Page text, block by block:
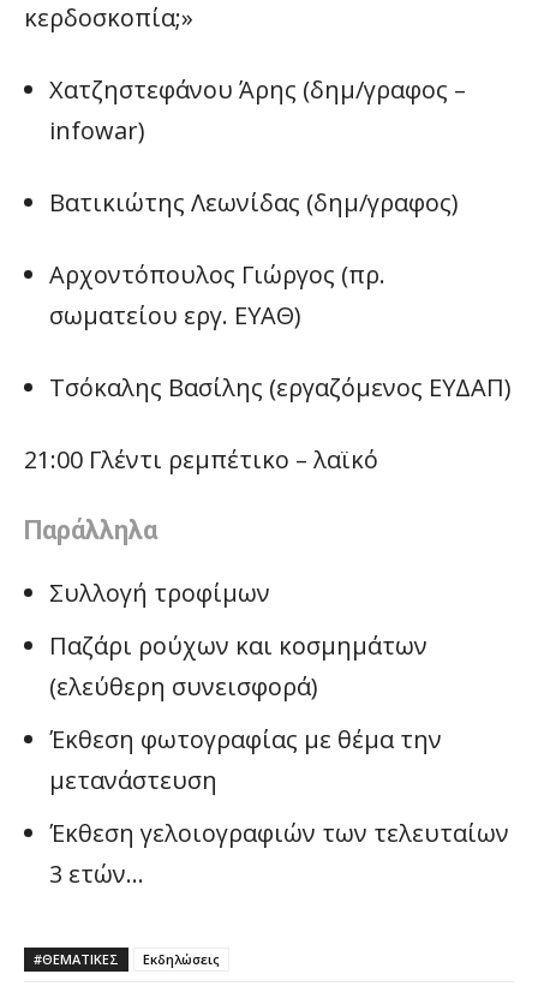
κερδοσκοπία;»
Χατζηστεφάνου Άρης (δημ/γραφος –
infowar)
Βατικιώτης Λεωνίδας (δημ/γραφος)
Αρχοντόπουλος Γιώργος (πρ.
σωματείου εργ. ΕΥΑΘ)
Τσόκαλης Βασίλης (εργαζόμενος ΕΥΔΑΠ)
21:00 Γλέντι ρεμπέτικο – λαϊκό
Παράλληλα
Συλλογή τροφίμων
Παζάρι ρούχων και κοσμημάτων
(ελεύθερη συνεισφορά)
Έκθεση φωτογραφίας με θέμα την
μετανάστευση
Έκθεση γελοιογραφιών των τελευταίων
3 ετών…
#ΘΕΜΑΤΙΚΈΣ Εκδηλώσεις